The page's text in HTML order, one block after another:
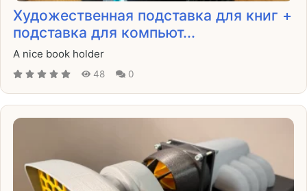
Художественная подставка для книг +
подставка для компьют...
A nice book holder
48 0